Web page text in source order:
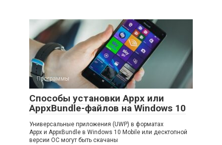
Программы
Способы установки Appx или
AppxBundle-файлов на Windows 10
Универсальные приложения (UWP) в форматах
Appx и AppxBundle в Windows 10 Mobile или десктопной
версии ОС могут быть скачаны